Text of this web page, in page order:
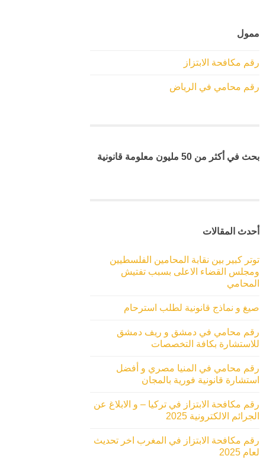
ممول
رقم مكافحة الابتزاز
رقم محامي في الرياض
بحث في أكثر من 50 مليون معلومة قانونية
أحدث المقالات
توتر كبير بين نقابة المحامين الفلسطيين
ومجلس القضاء الاعلى بسبب تفتيش
المحامي
صيغ و نماذج قانونية لطلب استرحام
رقم محامي في دمشق و ريف دمشق
للاستشارة بكافة التخصصات
رقم محامي في المنيا مصري و أفضل
استشارة قانونية فورية بالمجان
رقم مكافحة الابتزاز في تركيا – و الابلاغ عن
الجرائم الالكترونية 2025
رقم مكافحة الابتزاز في المغرب اخر تحديث
لعام 2025